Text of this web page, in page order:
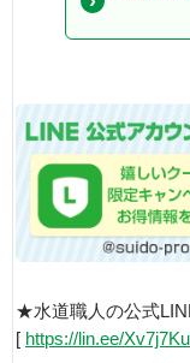
★水道職人の公式
[ https://lin.ee/Xv7j7Ku